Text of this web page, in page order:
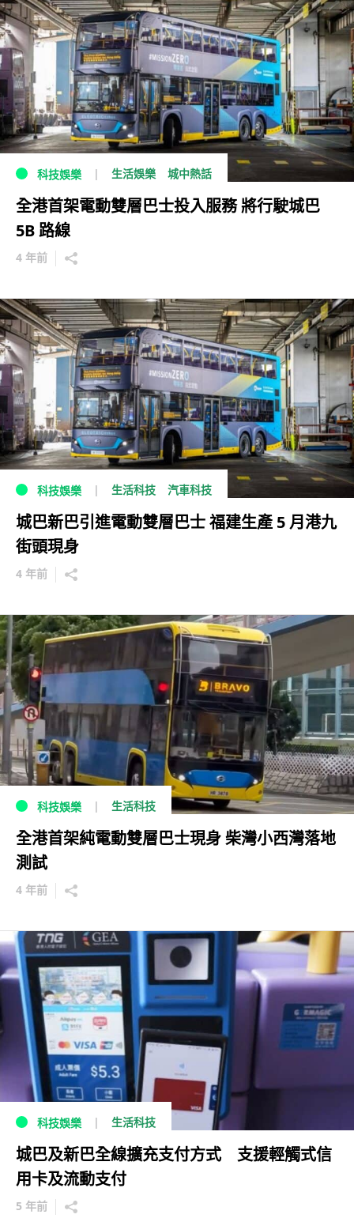
科技娛樂 生活娛樂 城中熱話
全港首架電動雙層巴士投入服務 將行駛城巴
5B 路線
4 年前
科技娛樂 生活科技 汽車科技
城巴新巴引進電動雙層巴士 福建生產 5 月港九
街頭現身
4 年前
科技娛樂 生活科技
全港首架純電動雙層巴士現身 柴灣小西灣落地
測試
4 年前
科技娛樂 生活科技
城巴及新巴全線擴充支付方式 支援輕觸式信
用卡及流動支付
5 年前